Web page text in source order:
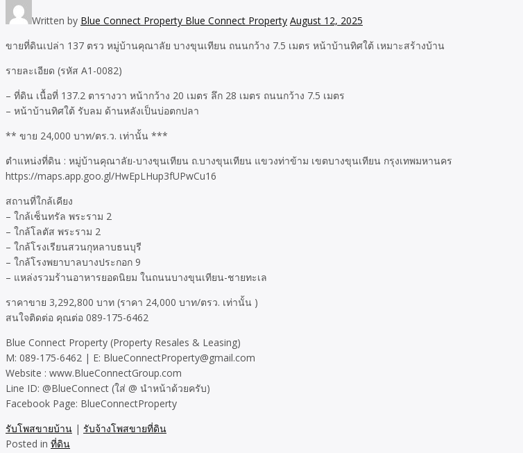
Written by Blue Connect Property Blue Connect Property August 12, 2025
ขายที่ดินเปล่า 137 ตรว หมู่บ้านคุณาลัย บางขุนเทียน ถนนกว้าง 7.5 เมตร หน้าบ้านทิศใต้ เหมาะสร้างบ้าน
รายละเอียด (รหัส A1-0082)
– ที่ดิน เนื้อที่ 137.2 ตารางวา หน้ากว้าง 20 เมตร ลึก 28 เมตร ถนนกว้าง 7.5 เมตร
– หน้าบ้านทิศใต้ รับลม ด้านหลังเป็นบ่อตกปลา
** ขาย 24,000 บาท/ตร.ว. เท่านั้น ***
ตำแหน่งที่ดิน : หมู่บ้านคุณาลัย-บางขุนเทียน ถ.บางขุนเทียน แขวงท่าข้าม เขตบางขุนเทียน กรุงเทพมหานคร
https://maps.app.goo.gl/HwEpLHup3fUPwCu16
สถานที่ใกล้เคียง
– ใกล้เซ็นทรัล พระราม 2
– ใกล้โลตัส พระราม 2
– ใกล้โรงเรียนสวนกุหลาบธนบุรี
– ใกล้โรงพยาบาลบางประกอก 9
– แหล่งรวมร้านอาหารยอดนิยม ในถนนบางขุนเทียน-ชายทะเล
ราคาขาย 3,292,800 บาท (ราคา 24,000 บาท/ตรว. เท่านั้น )
สนใจติดต่อ คุณต่อ 089-175-6462
Blue Connect Property (Property Resales & Leasing)
M: 089-175-6462 | E: BlueConnectProperty@gmail.com
Website : www.BlueConnectGroup.com
Line ID: @BlueConnect (ใส่ @ นำหน้าด้วยครับ)
Facebook Page: BlueConnectProperty
รับโพสขายบ้าน | รับจ้างโพสขายที่ดิน
Posted in ที่ดิน